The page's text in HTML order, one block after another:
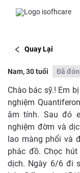
Quay Lại
Nam, 30 tuổi Đã
Chào bác sỹ.! Em
nghiệm
âm tính. Sau đó
nghiệm đờm và
lao màng phổi và
phác đồ. Chọc
dịch. Ngày 6/6 đi